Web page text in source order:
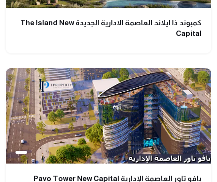
كمبوند ذا ايلاند العاصمة الادارية الجديدة The Island New
Capital
بافو تاور العاصمة الإدارية Pavo Tower New Capital